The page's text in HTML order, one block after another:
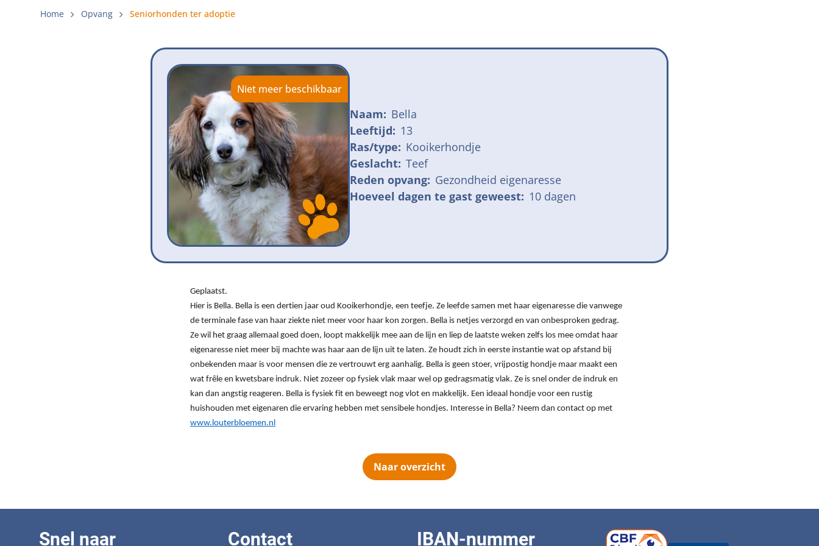
Gemeentelijk meldpunt bijtincidenten
Bescherming tegen grasaren
Home Opvang Seniorhonden ter adoptie
Niet meer beschikbaar
Naam: Bella
Leeftijd: 13
Ras/type: Kooikerhondje
Geslacht: Teef
Reden opvang: Gezondheid eigenaresse
Hoeveel dagen te gast geweest: 10 dagen
Geplaatst.
Hier is Bella. Bella is een dertien jaar oud Kooikerhondje, een teefje. Ze leefde samen met haar eigenaresse die vanwege
de terminale fase van haar ziekte niet meer voor haar kon zorgen. Bella is netjes verzorgd en van onbesproken gedrag.
Ze wil het graag allemaal goed doen, loopt makkelijk mee aan de lijn en liep de laatste weken zelfs los mee omdat haar
eigenaresse niet meer bij machte was haar aan de lijn uit te laten. Ze houdt zich in eerste instantie wat op afstand bij
onbekenden maar is voor mensen die ze vertrouwt erg aanhalig. Bella is geen stoer, vrijpostig hondje maar maakt een
wat frêle en kwetsbare indruk. Niet zozeer op fysiek vlak maar wel op gedragsmatig vlak. Ze is snel onder de indruk en
kan dan angstig reageren. Bella is fysiek fit en beweegt nog vlot en makkelijk. Een ideaal hondje voor een rustig
huishouden met eigenaren die ervaring hebben met sensibele hondjes. Interesse in Bella? Neem dan contact op met
www.louterbloemen.nl
Naar overzicht
Snel naar Contact IBAN-nummer